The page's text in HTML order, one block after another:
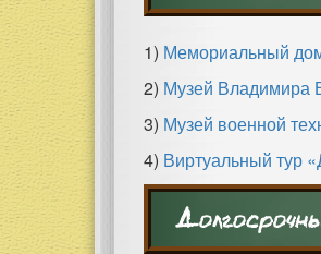
1) Мемориальный
2) Музей Владимира
3) Музей военной
4) Виртуальный тур